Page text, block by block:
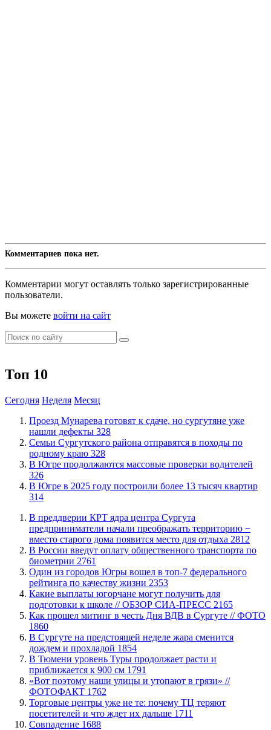
Комментариев пока нет.
Комментарии могут оставлять только зарегистрированные
пользователи.
Вы можете войти на сайт
Топ 10
Сегодня Неделя Месяц
​Проезд Мунарева готовят к сдаче, но сургутяне уже
нашли дефекты 328
​Семьи Сургутского района отправятся в походы по
родному краю 328
​В Югре продолжаются массовые проверки водителей
326
​В Югре в 2025 году построили более 13 тысяч квартир
314
​В преддверии КРТ ядра центра Сургута
предприниматели начали преображать территорию −
вместо старого дома появится место для отдыха 2812
В России введут оплату общественного транспорта по
биометрии 2761
Один из городов Югры вошел в топ-7 федерального
рейтинга по качеству жизни 2353
Какие выплаты югорчане могут получить для
подготовки к школе // ОБЗОР СИА-ПРЕСС 2165
Как прошел митинг в честь Дня ВДВ в Сургуте // ФОТО
1860
В Сургуте на предстоящей неделе жара сменится
дождем и прохладой 1854
В Тюмени уровень Туры продолжает расти и
приближается к 900 см 1791
«Вот поэтому наши улицы и утопают в грязи» //
ФОТОФАКТ 1762
Торговые центры уже не те: почему ТЦ теряют
посетителей и что ждет их дальше 1711
​Совпадение 1688